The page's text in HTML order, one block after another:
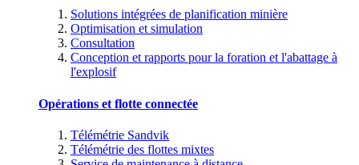
Solutions intégrées de planification minière
Optimisation et simulation
Consultation
Conception et rapports pour la foration et l'abattage à
l'explosif
Opérations et flotte connectée
Télémétrie Sandvik
Télémétrie des flottes mixtes